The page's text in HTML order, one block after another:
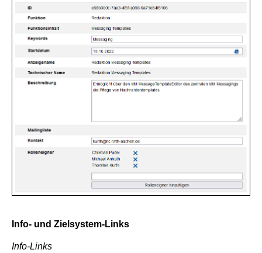
Info- und Zielsystem-Links
Info-Links